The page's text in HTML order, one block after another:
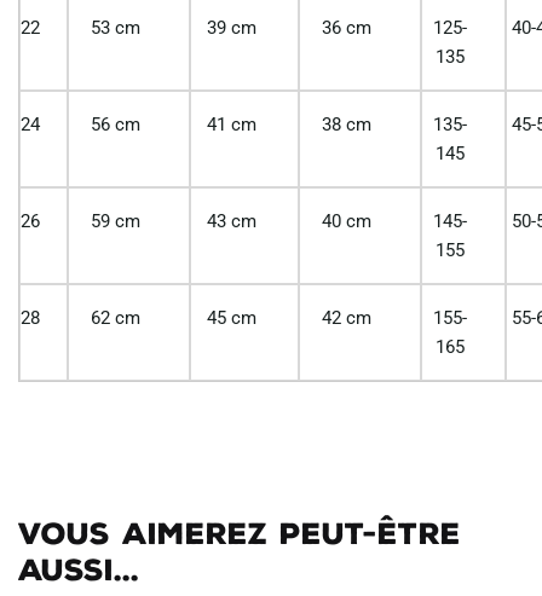
22 53 cm 39 cm 36 cm
125-
135
40-
24 56 cm 41 cm 38 cm
135-
145
45-
26 59 cm 43 cm 40 cm
145-
155
50-
28 62 cm 45 cm 42 cm
155-
165
55-
Vous aimerez peut-être
aussi...